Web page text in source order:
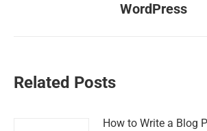
post:
WordPress
Related Posts
How to Write a Blog